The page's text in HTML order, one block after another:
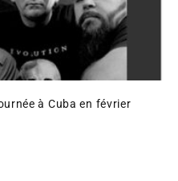
à Cuba en février